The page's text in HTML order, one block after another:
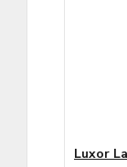
Luxor